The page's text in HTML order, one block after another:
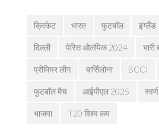
क्रिकेट भारत फुटबॉल इंग्लैंड
दिल्ली पेरिस ओलंपिक 2024 भारी
प्रीमियर लीग बार्सिलोना BCCI
फुटबॉल मैच आईपीएल 2025
भाजपा T20 विश्व कप